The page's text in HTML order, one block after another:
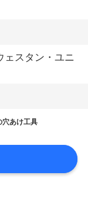
ェスタン・ユニ
穴あけ工具